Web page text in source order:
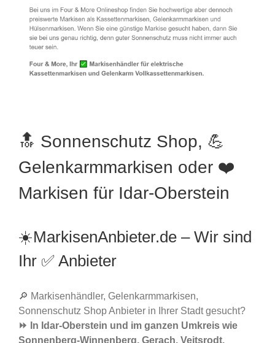
🔝 Sonnenschutz Shop, 💪
Gelenkarmmarkisen oder ❤️
Markisen für Idar-Oberstein
☀️MarkisenAnbieter.de – Wir sind
Ihr ✅ Anbieter
🔎 Markisenhändler, Gelenkarmmarkisen,
Sonnenschutz Shop Anbieter in Ihrer Stadt gesucht?
⏩ In Idar-Oberstein und im ganzen Umkreis wie
Sonnenberg-Winnenberg, Gerach, Veitsrodt,